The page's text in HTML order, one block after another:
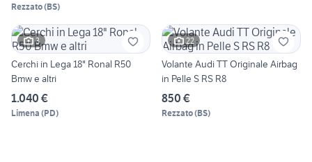
Rezzato(BS)
3
Cerchi in Lega 18" Ronal R50
Bmw e altri
1.040 €
Limena (PD)
22
Volante Audi TT Originale Airbag
in Pelle S RS R8
850 €
Rezzato(BS)